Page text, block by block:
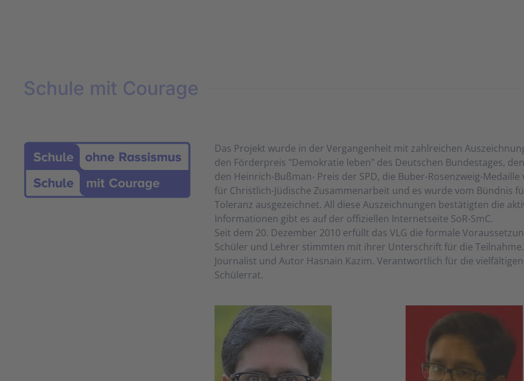
Schule mit Courage
Das Projekt wurde in der Vergangenheit mit zahlreichen
den Förderpreis "Demokratie leben" des Deutschen Bundestages,
den Heinrich-Bußman- Preis der SPD, die Buber-Rosenzweig-
für Christlich-Jüdische Zusammenarbeit und es wurde vom Bündnis
Toleranz ausgezeichnet. All diese Auszeichnungen bestätigten die
Informationen gibt es auf der offiziellen Internetseite SoR-SmC.
Seit dem 20. Dezember 2010 erfüllt das VLG die formale
Schüler und Lehrer stimmten mit ihrer Unterschrift für die
Journalist und Autor Hasnain Kazim. Verantwortlich für die
Schülerrat.